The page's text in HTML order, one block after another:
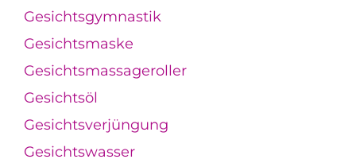
Gesichtsgymnastik
Gesichtsmaske
Gesichtsmassageroller
Gesichtsöl
Gesichtsverjüngung
Gesichtswasser